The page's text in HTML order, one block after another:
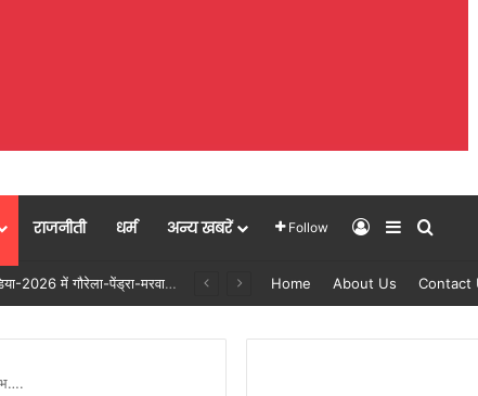
राजनीती धर्म अन्य खबरें Follow Log InSidebar
निर्माण श्रमिकों के कल्याण हेतु अनेक महत्वपूर्ण निर्णयों को मंडल की बैठक में मिली स्वीकृति, निर्माण श्रमिकों के हित में मंडल की बैठक में लिए गए अहम फैसले…. Home About Us Contact